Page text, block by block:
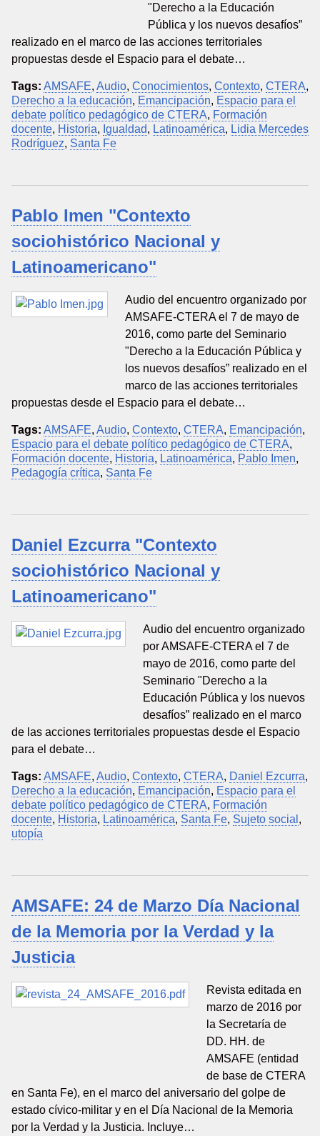
"Derecho a la Educación
Pública y los nuevos desafíos”
realizado en el marco de las acciones territoriales
propuestas desde el Espacio para el debate…
Tags: AMSAFE, Audio, Conocimientos, Contexto, CTERA,
Derecho a la educación, Emancipación, Espacio para el
debate político pedagógico de CTERA, Formación
docente, Historia, Igualdad, Latinoamérica, Lidia Mercedes
Rodríguez, Santa Fe
Pablo Imen "Contexto
sociohistórico Nacional y
Latinoamericano"
Audio del encuentro organizado por
AMSAFE-CTERA el 7 de mayo de
2016, como parte del Seminario
"Derecho a la Educación Pública y
los nuevos desafíos” realizado en el
marco de las acciones territoriales
propuestas desde el Espacio para el debate…
Tags: AMSAFE, Audio, Contexto, CTERA, Emancipación,
Espacio para el debate político pedagógico de CTERA,
Formación docente, Historia, Latinoamérica, Pablo Imen,
Pedagogía crítica, Santa Fe
Daniel Ezcurra "Contexto
sociohistórico Nacional y
Latinoamericano"
Audio del encuentro organizado
por AMSAFE-CTERA el 7 de
mayo de 2016, como parte del
Seminario "Derecho a la
Educación Pública y los nuevos
desafíos” realizado en el marco
de las acciones territoriales propuestas desde el Espacio
para el debate…
Tags: AMSAFE, Audio, Contexto, CTERA, Daniel Ezcurra,
Derecho a la educación, Emancipación, Espacio para el
debate político pedagógico de CTERA, Formación
docente, Historia, Latinoamérica, Santa Fe, Sujeto social ,
utopía
AMSAFE: 24 de Marzo Día Nacional
de la Memoria por la Verdad y la
Justicia
Revista editada en
marzo de 2016 por
la Secretaría de
DD. HH. de
AMSAFE (entidad
de base de CTERA
en Santa Fe), en el marco del aniversario del golpe de
estado cívico-militar y en el Día Nacional de la Memoria
por la Verdad y la Justicia. Incluye…